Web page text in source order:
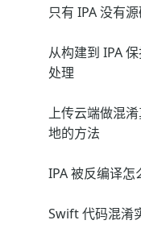
只有 IPA 没有
从构建到 IPA
处理
上传云端做混
地的方法
IPA 被反编译
Swift 代码混淆